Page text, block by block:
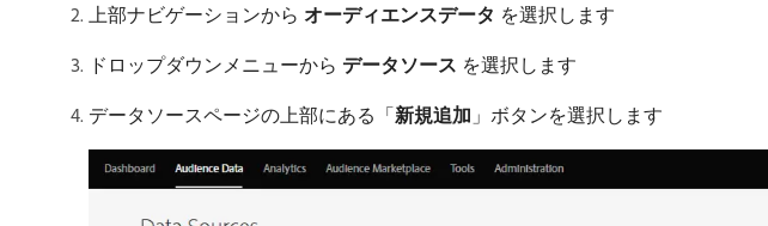
上部ナビゲーションから オーディエンスデータ を選択します
ドロップダウンメニューから データソース を選択します
データソースページの上部にある「新規追加 」ボタンを選択します